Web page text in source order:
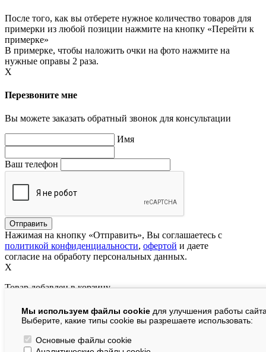
Мы используем файлы cookie для улучшения работы
Выберите, какие типы cookie вы разрешаете использовать:
Основные файлы cookie
После того, как вы отберете нужное количество товаров для
примерки из любой позиции нажмите на кнопку «Перейти к
примерке»
В примерке, чтобы наложить очки на фото нажмите на
нужные оправы 2 раза.
X
Перезвоните мне
Вы можете заказать обратный звонок для консультации
Имя
Ваш телефон
Нажимая на кнопку «Отправить», Вы соглашаетесь с
политикой конфиденциальности, офертой и даете
согласие на обработу персональных данных.
X
Товар добавлен в корзину
В корзине:шт.